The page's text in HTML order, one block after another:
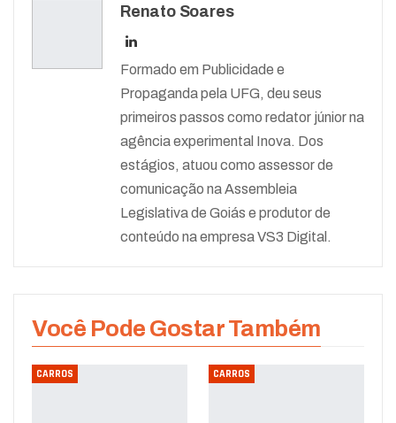
Renato Soares
Formado em Publicidade e
Propaganda pela UFG, deu seus
primeiros passos como redator júnior na
agência experimental Inova. Dos
estágios, atuou como assessor de
comunicação na Assembleia
Legislativa de Goiás e produtor de
conteúdo na empresa VS3 Digital.
Você Pode Gostar Também
CARROS CARROS